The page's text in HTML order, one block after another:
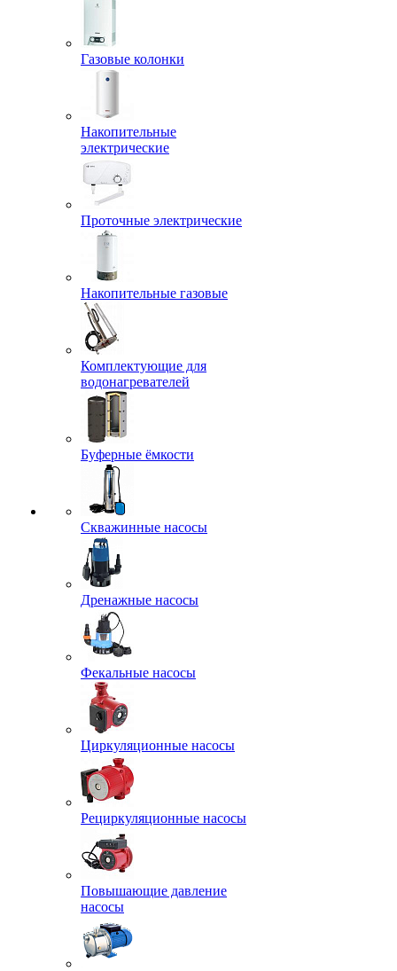
Газовые колонки
Накопительные
электрические
Проточные электрические
Накопительные газовые
Комплектующие для
водонагревателей
Буферные ёмкости
Скважинные насосы
Дренажные насосы
Фекальные насосы
Циркуляционные насосы
Рециркуляционные насосы
Повышающие давление
насосы